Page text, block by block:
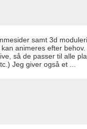
samt 3d
animeres efter behov.
så de passer til alle
Jeg giver også et ...